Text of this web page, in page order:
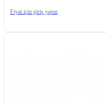
Fiyat için giriş yapın